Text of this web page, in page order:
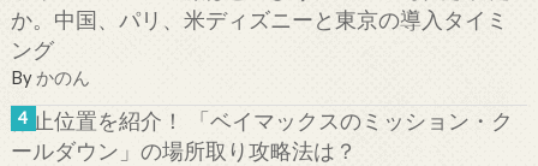
か。中国、パリ、米ディズニーと東京の導入タイミ
ング
By かのん
停止位置を紹介！ 「ベイマックスのミッション・ク
ールダウン」の場所取り攻略法は？